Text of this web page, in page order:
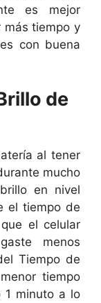
es mejor
más tiempo y
con buena
de
al tener
mucho
en nivel
el tiempo de
el celular
menos
Tiempo de
tiempo
1 minuto a lo